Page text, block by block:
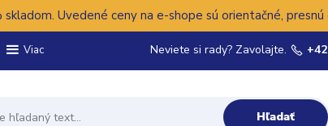
Uvedené ceny na e-shope sú orientačné,
Viac
Hľadať
Neviete si rady? Zavolajte.